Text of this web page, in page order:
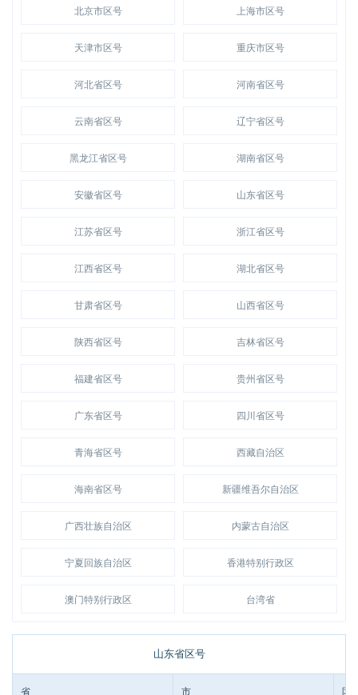
北京市区号 上海市区号
天津市区号 重庆市区号
河北省区号 河南省区号
云南省区号 辽宁省区号
黑龙江省区号 湖南省区号
安徽省区号 山东省区号
江苏省区号 浙江省区号
江西省区号 湖北省区号
甘肃省区号 山西省区号
陕西省区号 吉林省区号
福建省区号 贵州省区号
广东省区号 四川省区号
青海省区号 西藏自治区
海南省区号 新疆维吾尔自治区
广西壮族自治区 内蒙古自治区
宁夏回族自治区 香港特别行政区
澳门特别行政区 台湾省
山东省区号
省 市 区/